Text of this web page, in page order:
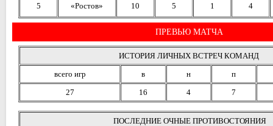
5 «Ростов» 10 5 1 4
ПРЕВЬЮ МАТЧА
ИСТОРИЯ ЛИЧНЫХ ВСТРЕЧ КОМАНД
всего игр
в н
п
27
16 4 7
ПОСЛЕДНИЕ ОЧНЫЕ ПРОТИВОСТОЯНИЯ